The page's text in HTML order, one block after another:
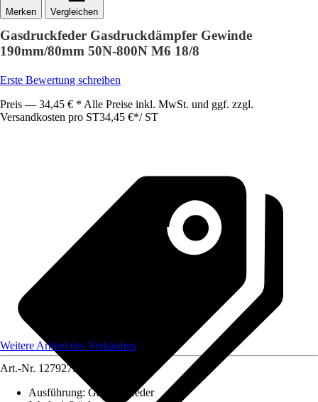
Vergleichen
Gasdruckfeder Gasdruckdämpfer Gewinde
190mm/80mm 50N-800N M6 18/8
Erste Bewertung schreiben
Preis — 34,45 € * Alle Preise inkl. MwSt. und ggf. zzgl.
Versandkosten pro ST34,45 €*/ ST
Weitere Artikel des Verkäufers
Art.-Nr. 12792753
Ausführung: Gasdruckfeder